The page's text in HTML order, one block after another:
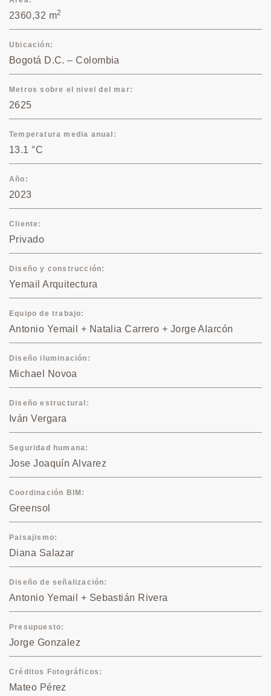
2360,32 m2
Ubicación
Bogotá D.C. – Colombia
Metros sobre el nivel del mar
2625
Temperatura media anual
13.1 °C
Año
2023
Cliente
Privado
Diseño y construcción
Yemail Arquitectura
Equipo de trabajo
Antonio Yemail + Natalia Carrero + Jorge Alarcón
Diseño iluminación
Michael Novoa
Diseño estructural
Iván Vergara
Seguridad humana
Jose Joaquín Alvarez
Coordinación BIM
Greensol
Paisajismo
Diana Salazar
Diseño de señalización
Antonio Yemail + Sebastián Rivera
Presupuesto
Jorge Gonzalez
Créditos Fotográficos
Mateo Pérez